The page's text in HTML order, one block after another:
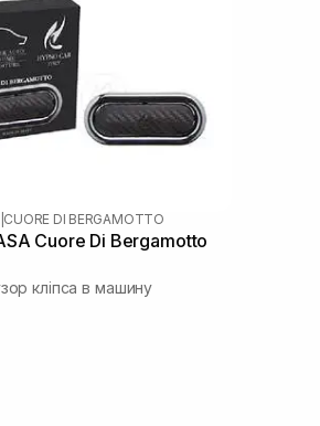
CUORE DI BERGAMOTTO
Cuore Di Bergamotto
кліпса в машину